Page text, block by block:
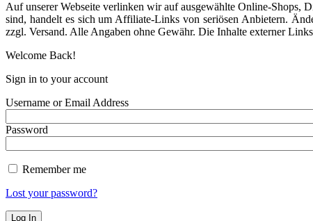
Auf unserer Webseite verlinken wir auf ausgewählte Online-Shops,
sind, handelt es sich um Affiliate-Links von seriösen Anbietern.
zzgl. Versand. Alle Angaben ohne Gewähr. Die Inhalte externer
Welcome Back!
Sign in to your account
Username or Email Address
Password
Remember me
Lost your password?